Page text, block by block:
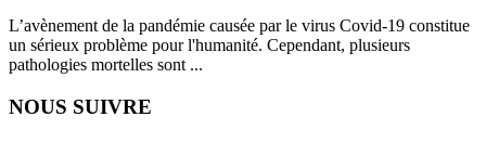
L’avènement de la pandémie causée par le virus Covid-19 constitue
un sérieux problème pour l'humanité. Cependant, plusieurs
pathologies mortelles sont ...
NOUS SUIVRE